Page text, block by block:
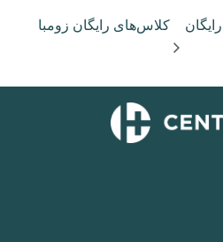
کلاس‌های رایگان زومبا